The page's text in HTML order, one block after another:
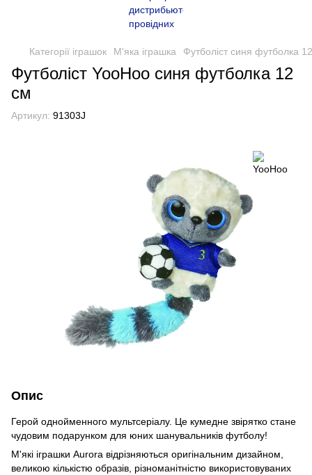
Категорії іграшок М'яка іграшка Футболіст синя футболка
Футболіст YooHoo синя футболка 12
см
Артикул: 91303J
Опис
Герой однойменного мультсеріалу. Це кумедне звірятко стане
чудовим подарунком для юних шанувальників футболу!
М'які іграшки Aurora відрізняються оригінальним дизайном,
великою кількістю образів, різноманітністю використовуваних